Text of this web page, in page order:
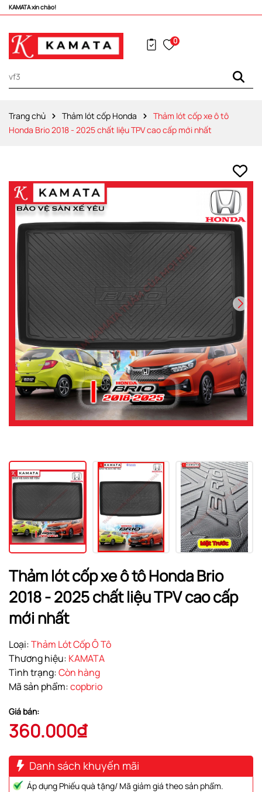
Vô vàng khuyến mãi hấp dẫn đang chờ đợi bạn!
0
Trang chủ Thảm lót cốp Honda
Thảm lót cốp xe ô tô
Honda Brio 2018 - 2025 chất liệu TPV cao cấp mới nhất
Thảm lót cốp xe ô tô Honda Brio
2018 - 2025 chất liệu TPV cao cấp
mới nhất
Loại:Thảm Lót Cốp Ô Tô
Thương hiệu: KAMATA
Tình trạng:Còn hàng
Mã sản phẩm:copbrio
Giá bán:
360.000₫
Danh sách khuyến mãi
Áp dụng Phiếu quà tặng/ Mã giảm giá theo sản phẩm.